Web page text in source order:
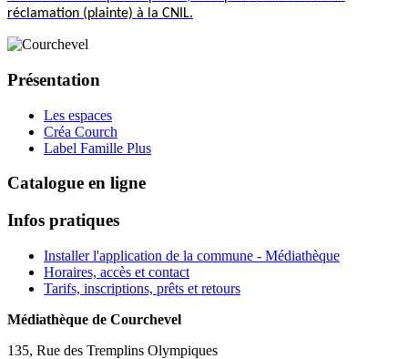
réclamation (plainte) à la CNIL.
Présentation
Les espaces
Créa Courch
Label Famille Plus
Catalogue en ligne
Infos pratiques
Installer l'application de la commune - Médiathèque
Horaires, accès et contact
Tarifs, inscriptions, prêts et retours
Médiathèque de Courchevel
135, Rue des Tremplins Olympiques